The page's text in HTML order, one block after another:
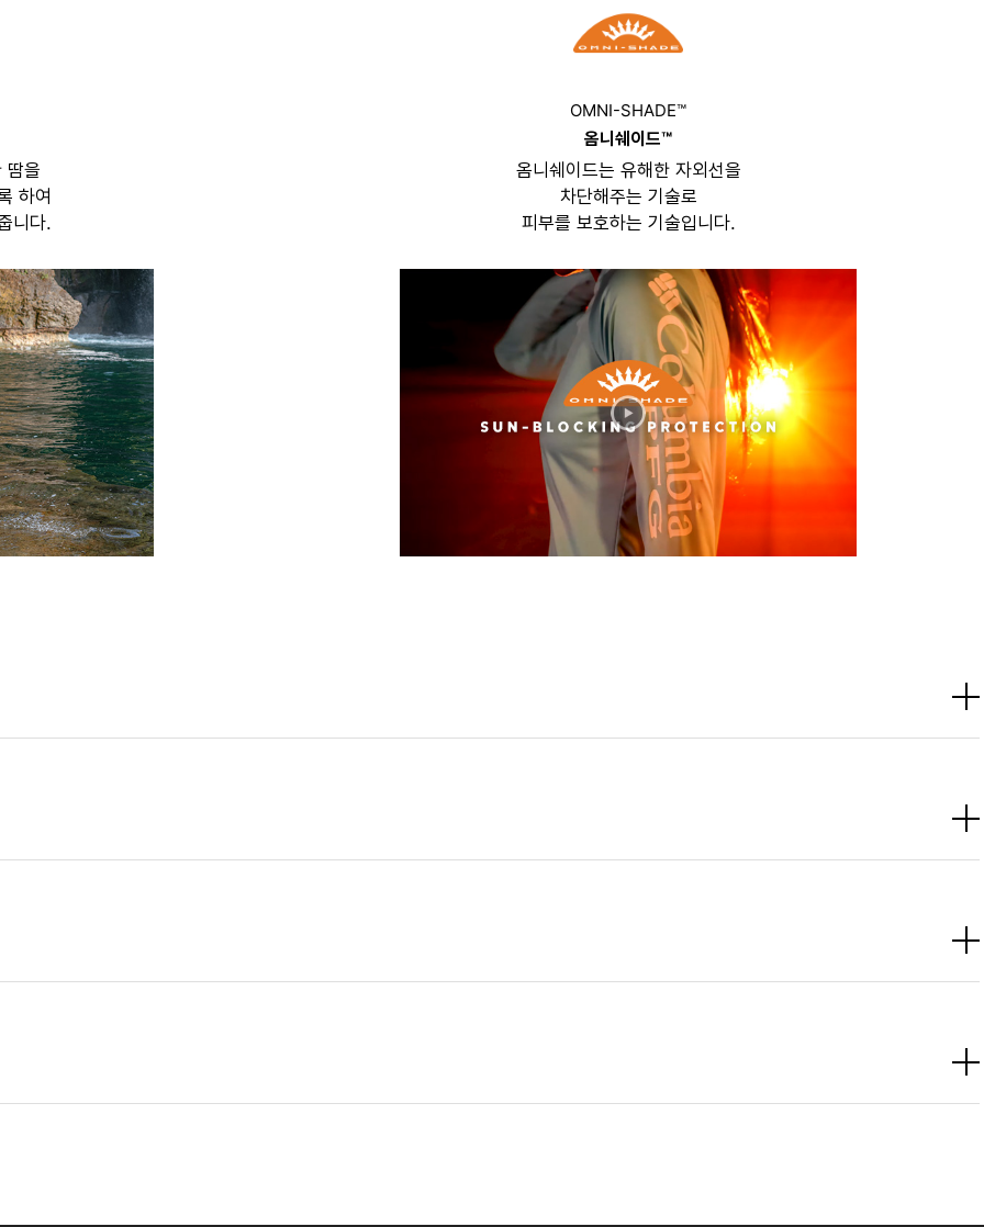
땀을
하여
니다.
OMNI-SHADE™
옴니쉐이드™
옴니쉐이드는 유해한 자외선을
차단해주는 기술로
피부를 보호하는 기술입니다.